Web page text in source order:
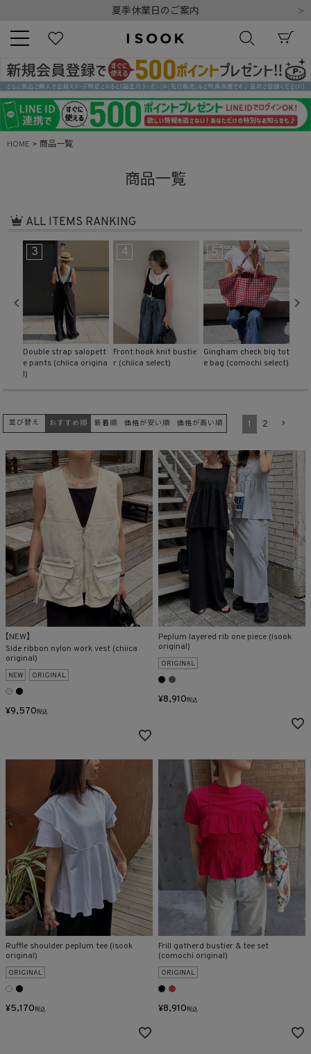
令和8年熊本地震の影響によるお荷物のお届けについて
新規会員登録でもれなく500ポイントプレゼント
夏季休業日のご案内
令和8年熊本地震の影響によるお荷物のお届けについて
キーワード
販売タイプ
新着 再入荷 SALE
商品タイプ
カラー
価格（税込）
〜
在庫なし商品
表示する 表示しない
HOME 商品一覧
商品一覧
ALL ITEMS RANKING
3
Double strap salopett
e pants (chiica origina
l)
4
Front hook knit bustie
r (chiica select)
5
Gingham check big tot
e bag (comochi select)
並び替え おすすめ順 新着順 価格が安い順 価格が高い順 1 2
【NEW】
Side ribbon nylon work vest (chiica
original)
NEW ORIGINAL
¥9,570税込
Peplum layered rib one piece (isook
original)
ORIGINAL
¥8,910税込
Ruffle shoulder peplum tee (isook
original)
ORIGINAL
¥5,170税込
Frill gatherd bustier & tee set
(comochi original)
ORIGINAL
¥8,910税込